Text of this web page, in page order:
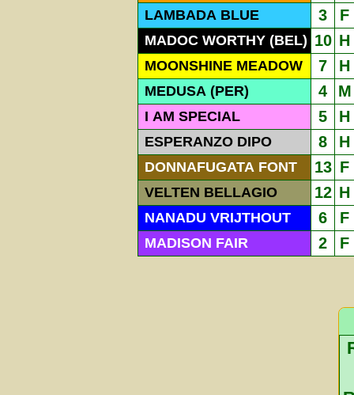
LAMBADA BLUE 3 F
MADOC WORTHY (BEL) 10 H
MOONSHINE MEADOW 7 H
MEDUSA (PER) 4 M
I AM SPECIAL 5 H
ESPERANZO DIPO 8 H
DONNAFUGATA FONT 13 F
VELTEN BELLAGIO 12 H
NANADU VRIJTHOUT 6 F
MADISON FAIR 2 F